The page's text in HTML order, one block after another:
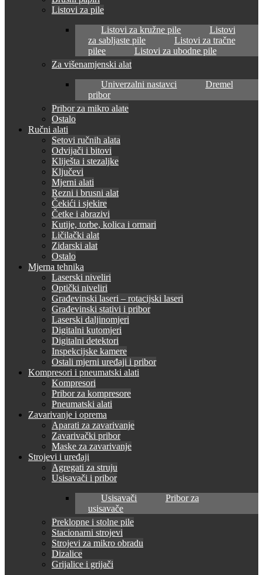
Listovi za pile
Listovi za kružne pile
Listovi
za sabljaste pile
Listovi za tračne
pilee
Listovi za ubodne pile
Za višenamjenski alat
Univerzalni nastavci
Dremel
pribor
Pribor za mikro alate
Ostalo
Ručni alati
Setovi ručnih alata
Odvijači i bitovi
Kliješta i stezaljke
Ključevi
Mjerni alati
Rezni i brusni alat
Čekići i sjekire
Četke i abrazivi
Kutije, torbe, kolica i ormari
Ličilački alat
Zidarski alat
Ostalo
Mjerna tehnika
Laserski niveliri
Optički niveliri
Građevinski laseri – rotacijski laseri
Građevinski stativi i pribor
Laserski daljinomjeri
Digitalni kutomjeri
Digitalni detektori
Inspekcijske kamere
Ostali mjerni uređaji i pribor
Kompresori i pneumatski alati
Kompresori
Pribor za kompresore
Pneumatski alati
Zavarivanje i oprema
Aparati za zavarivanje
Zavarivački pribor
Maske za zavarivanje
Strojevi i uređaji
Agregati za struju
Usisavači i pribor
Usisavači
Pribor za
usisavače
Preklopne i stolne pile
Stacionarni strojevi
Strojevi za mikro obradu
Dizalice
Grijalice i grijači